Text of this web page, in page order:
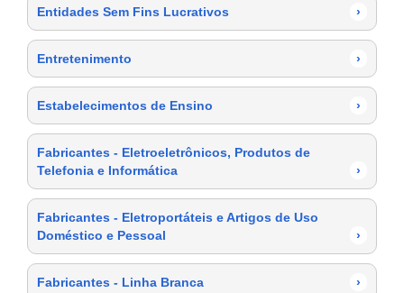
Entidades Sem Fins Lucrativos ›
Entretenimento ›
Estabelecimentos de Ensino ›
Fabricantes - Eletroeletrônicos, Produtos de
Telefonia e Informática
›
Fabricantes - Eletroportáteis e Artigos de Uso
Doméstico e Pessoal
›
Fabricantes - Linha Branca ›